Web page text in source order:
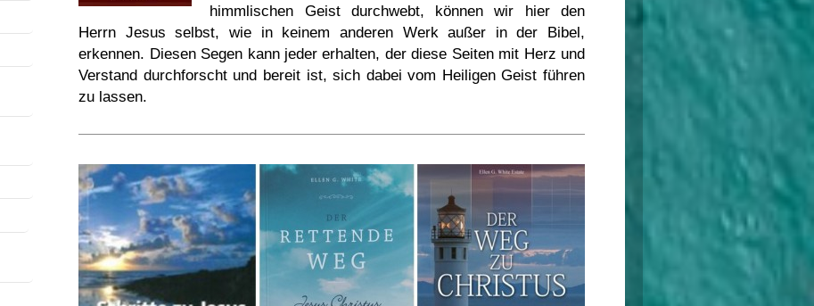
himmlischen Geist durchwebt, können wir hier den
Herrn Jesus selbst, wie in keinem anderen Werk außer in der Bibel,
erkennen. Diesen Segen kann jeder erhalten, der diese Seiten mit Herz und
Verstand durchforscht und bereit ist, sich dabei vom Heiligen Geist führen
zu lassen.